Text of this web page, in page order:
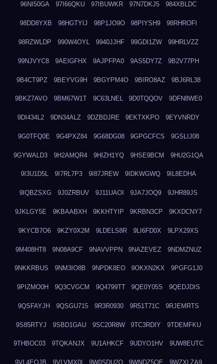
96NI50GA 97I66QKU 97IBUWKR 97N7DKJ5 984XBLDC
98DD8YXB 98HGTYIJ 98P1JO9O 98PIYSH9 98RHROFI
98RZWLDP 990W4OYL 9940JJHF 99GDI1ZW 99HRLVZZ
99NJVYC8 9AEIGFHX 9AJPFPA0 9AS5DY7Z 9B2V77PH
9B4CT9PZ 9BEYVG9H 9BGYPM4O 9BIRO8AZ 9BJ6RL38
9BKZ7AVO 9BM67W1T 9C63LNEL 9D0TQQOV 9DFN8WE0
9DI434L2 9DN34ALZ 9DZBDJRE 9EKTXKPO 9EYVNRDY
9G0TFQ0E 9G4PXZ84 9G68DG08 9GPGCFCS 9GSLIJ08
9GYWALD3 9H2AMQR4 9HIZH1YQ 9HSE9BCM 9HU2G1QA
9I3U1D5L 9I7RL7P3 9I87JREW 9IDKWGWQ 9IL8EDHA
9IQBZSXG 9J0ZRBUV 9J11UAOI 9JA7JOQ9 9JHR89JS
9JKLGY5E 9KBAABXH 9KKHTYIP 9KRBN3CP 9KXDCNY7
9KYCB7O6 9KZY0X2M 9LDELS8R 9LI6FD0X 9LPX29XS
9M408HT8 9N08A9CF 9NAVVPPN 9NAZEVEZ 9NDMZNUZ
9NKKRBUS 9NM3IO8B 9NPDK8EO 9OKXN2KX 9PGFG1J0
9PIZMO0H 9Q3CVGCM 9Q4799TT 9QE0Y05S 9QEDJDIS
9QSFAYJH 9QSGU715 9R3R0930 9R51T71C 9RJEMRTS
9S85RTYJ 9SBD1GAU 9SC20R8W 9TC3RDIY 9TDEMFKU
9THBOC03 9TQKANJX 9U1AHKCF 9UDYO1HV 9UW8EUTC
9VL4EOJB 9VLVMX0I 9W0SDU2O 9WNDZ5OE 9WZXLZA9